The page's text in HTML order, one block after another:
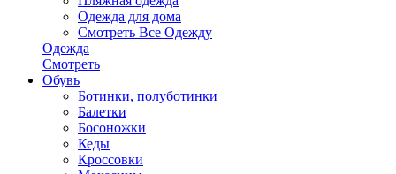
Одежда для дома
Смотреть Все Одежду
Одежда
Смотреть
Обувь
Ботинки, полуботинки
Балетки
Босоножки
Кеды
Кроссовки